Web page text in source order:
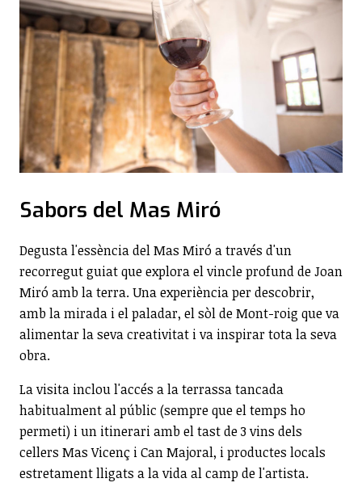
Sabors del Mas Miró
Degusta l'essència del Mas Miró a través d'un
recorregut guiat que explora el vincle profund de Joan
Miró amb la terra. Una experiència per descobrir,
amb la mirada i el paladar, el sòl de Mont-roig que va
alimentar la seva creativitat i va inspirar tota la seva
obra.
La visita inclou l'accés a la terrassa tancada
habitualment al públic (sempre que el temps ho
permeti) i un itinerari amb el tast de 3 vins dels
cellers Mas Vicenç i Can Majoral, i productes locals
estretament lligats a la vida al camp de l'artista.